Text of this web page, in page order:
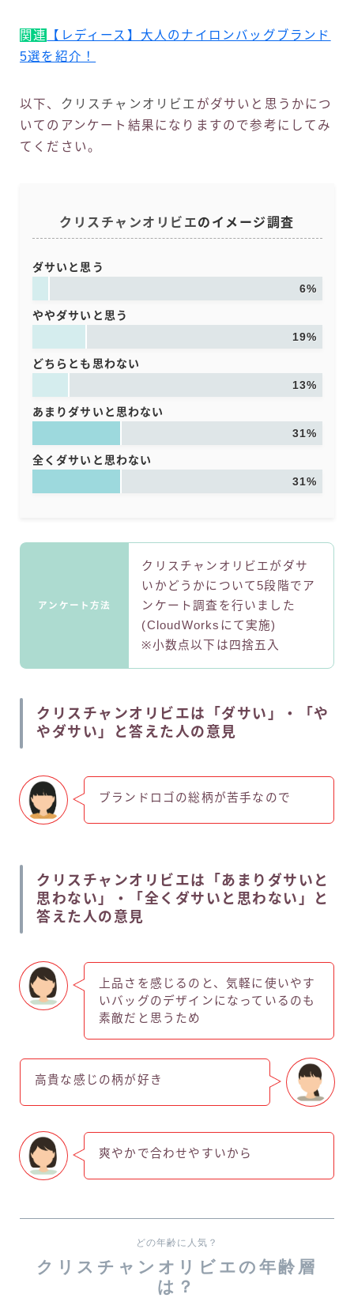
関連
【レディース】大人のナイロンバッグブランド
5選を紹介！
以下、 クリスチャンオリビエ がダサいと思うかにつ
いてのアンケート結果になりますので参考にしてみ
てください。
クリスチャンオリビエのイメージ調査
ダサいと思う
6%
ややダサいと思う
19%
どちらとも思わない
13%
あまりダサいと思わない
31%
全くダサいと思わない
31%
アンケート方法
クリスチャンオリビエがダサ
いかどうかについて5段階でア
ンケート調査を行いました
(CloudWorksにて実施)
※小数点以下は四捨五入
クリスチャンオリビエは「ダサい」・「や
やダサい」と答えた人の意見
ブランドロゴの総柄が苦手なので
クリスチャンオリビエは「あまりダサいと
思わない」・「全くダサいと思わない」と
答えた人の意見
上品さを感じるのと、気軽に使いやす
いバッグのデザインになっているのも
素敵だと思うため
高貴な感じの柄が好き
爽やかで合わせやすいから
どの年齢に人気？
クリスチャンオリビエの年齢層
は？